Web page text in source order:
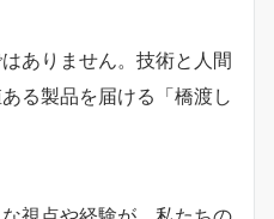
ありません。技術と人間
る製品を届ける「橋渡し